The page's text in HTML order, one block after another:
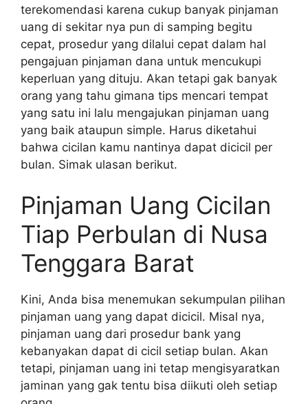
terekomendasi karena cukup banyak pinjaman
uang di sekitar nya pun di samping begitu
cepat, prosedur yang dilalui cepat dalam hal
pengajuan pinjaman dana untuk mencukupi
keperluan yang dituju. Akan tetapi gak banyak
orang yang tahu gimana tips mencari tempat
yang satu ini lalu mengajukan pinjaman uang
yang baik ataupun simple. Harus diketahui
bahwa cicilan kamu nantinya dapat dicicil per
bulan. Simak ulasan berikut.
Pinjaman Uang Cicilan
Tiap Perbulan di Nusa
Tenggara Barat
Kini, Anda bisa menemukan sekumpulan pilihan
pinjaman uang yang dapat dicicil. Misal nya,
pinjaman uang dari prosedur bank yang
kebanyakan dapat di cicil setiap bulan. Akan
tetapi, pinjaman uang ini tetap mengisyaratkan
jaminan yang gak tentu bisa diikuti oleh setiap